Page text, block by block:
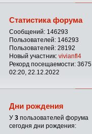
Статистика форума
Сообщений: 146293
Пользователей: 146293
Пользователей: 28192
Новый участник: vivianfl4
Рекорд посещаемости: 3675
02:20, 22.12.2022
Дни рождения
У 3 пользователей форума
сегодня дни рождения: